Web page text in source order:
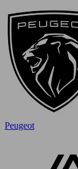
Peugeot